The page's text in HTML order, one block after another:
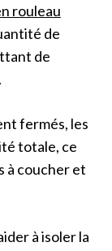
rouleau
de
de
fermés, les
totale, ce
à coucher et
à isoler la